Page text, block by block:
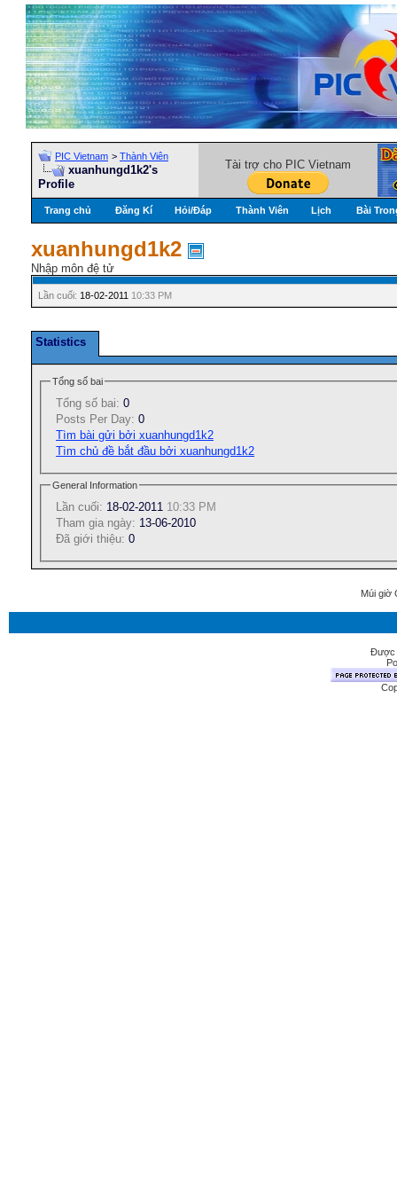
PIC Vietnam > Thành Viên
xuanhungd1k2's
Profile
Tài trợ cho PIC Vietnam
Trang chủ Đăng Kí Hỏi/Ðáp Thành Viên Lịch Bài
xuanhungd1k2
Nhập môn đệ tử
Lần cuối: 18-02-2011 10:33 PM
Statistics
Tổng số bai
Tổng số bai: 0
Posts Per Day: 0
Tìm bài gửi bởi xuanhungd1k2
Tìm chủ đề bắt đầu bởi xuanhungd1k2
General Information
Lần cuối: 18-02-2011 10:33 PM
Tham gia ngày: 13-06-2010
Ðã giới thiệu: 0
Múi giờ
Được